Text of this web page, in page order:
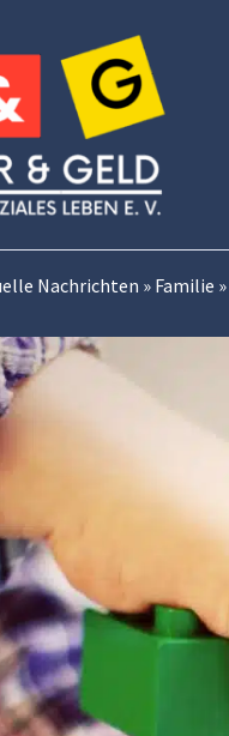
Nachrichten » Familie »